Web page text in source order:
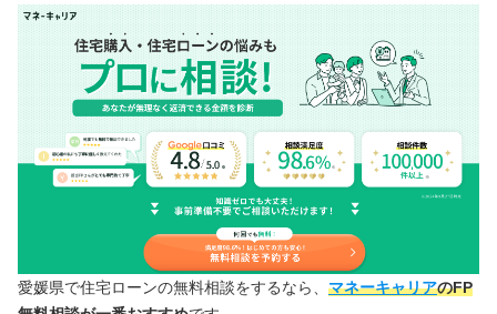
愛媛県で住宅ローンの無料相談をするなら、 マネーキャリアのFP